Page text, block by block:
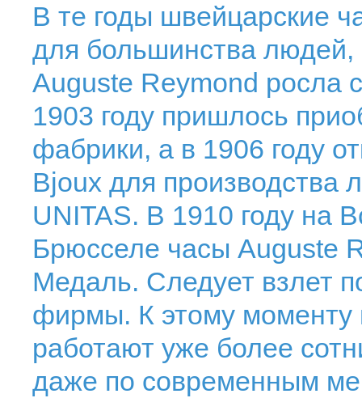
В те годы швейцарские
для большинства людей,
Auguste Reymond росла
1903 году пришлось
фабрики, а в 1906 году
Bjoux для производства
UNITAS. В 1910 году на
Брюсселе часы Auguste
Медаль. Следует взлет
фирмы. К этому моменту
работают уже более
даже по современным